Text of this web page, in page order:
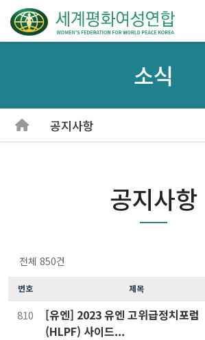
소식
공지사항
공지사항
전체 850건
번호 제목
810
[유엔] 2023 유엔 고위급정치포럼
(HLPF) 사이드...